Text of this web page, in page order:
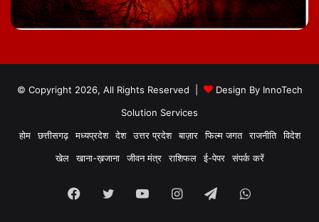
© Copyright 2026, All Rights Reserved | Design By InnoTech
Solution Services
होम
छत्तीसगढ़ मध्यप्रदेश देश उत्तर प्रदेश बाज़ार फिल्म जगत राजनीति
विदेश
खेल
खाना-ख़जाना जीवन मंत्र राशिफल ई-पेपर संपर्क करें
Facebook
TwitterYouTubeInstagram
TelegramWhatsApp